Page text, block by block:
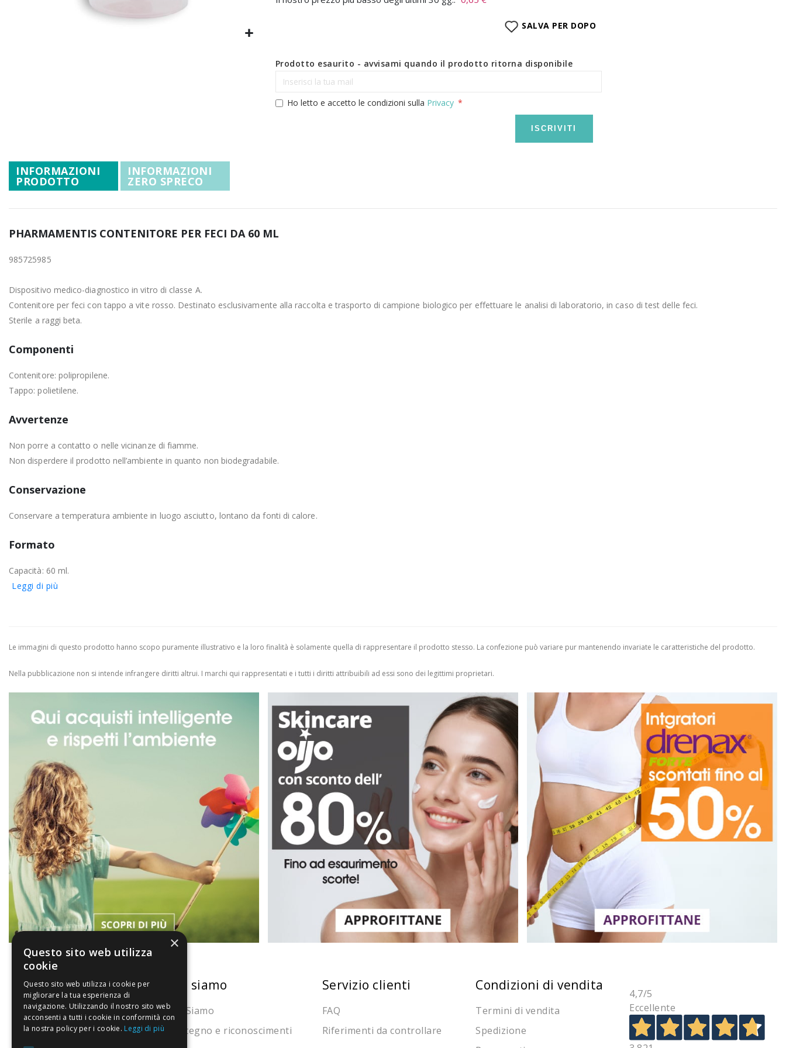
Promozioni
SALVA PER DOPO
Prodotto esaurito - avvisami quando il prodotto ritorna disponibile
Ho letto e accetto le condizioni sulla Privacy
ISCRIVITI
INFORMAZIONI
PRODOTTO
PHARMAMENTIS CONTENITORE PER FECI DA 60 ML
985725985
Dispositivo medico-diagnostico in vitro di classe A.
Contenitore per feci con tappo a vite rosso. Destinato esclusivamente alla raccolta e trasporto di campione biologico per effettuare le analisi di laboratorio, in caso di test delle feci.
Sterile a raggi beta.
Componenti
Contenitore: polipropilene.
Tappo: polietilene.
Avvertenze
Non porre a contatto o nelle vicinanze di fiamme.
Non disperdere il prodotto nell’ambiente in quanto non biodegradabile.
Conservazione
Conservare a temperatura ambiente in luogo asciutto, lontano da fonti di calore.
Formato
Capacità: 60 ml.
Leggi di più
INFORMAZIONI
ZERO SPRECO
Le immagini di questo prodotto hanno scopo puramente illustrativo e la loro finalità è solamente quella di rappresentare il prodotto stesso. La confezione può variare pur mantenendo invariate le caratteristiche del prodotto.
Nella pubblicazione non si intende infrangere diritti altrui. I marchi qui rappresentati e i tutti i diritti attribuibili ad essi sono dei legittimi proprietari.
La nostra convenienza
Il risparmio che fa ambiente
Il nostro manifesto
Chi siamo
Chi Siamo
Sostegno e riconoscimenti
Servizio clienti
FAQ
Riferimenti da controllare
Condizioni di vendita
Termini di vendita
Spedizione
4,7/5
Eccellente
×
Questo sito web utilizza
cookie
Questo sito web utilizza i cookie per
migliorare la tua esperienza di
navigazione. Utilizzando il nostro sito web
acconsenti a tutti i cookie in conformità con
la nostra policy per i cookie. Leggi di più